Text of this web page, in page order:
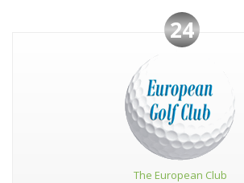
24
The European Club